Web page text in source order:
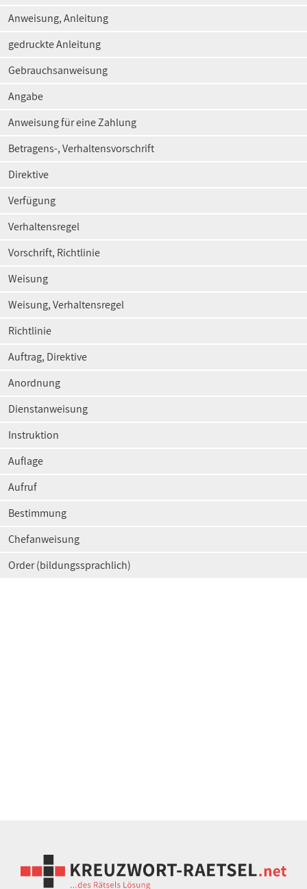
Anweisung, Anleitung
gedruckte Anleitung
Gebrauchsanweisung
Angabe
Anweisung für eine Zahlung
Betragens-, Verhaltensvorschrift
Direktive
Verfügung
Verhaltensregel
Vorschrift, Richtlinie
Weisung
Weisung, Verhaltensregel
Richtlinie
Auftrag, Direktive
Anordnung
Dienstanweisung
Instruktion
Auflage
Aufruf
Bestimmung
Chefanweisung
Order (bildungssprachlich)